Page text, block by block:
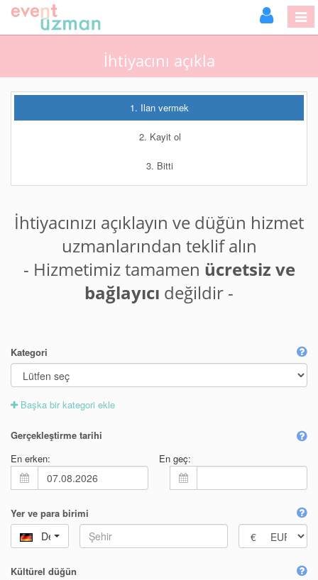
İhtiyacını açıkla
1. Ilan vermek
2. Kayit ol
3. Bitti
İhtiyacınızı açıklayın ve düğün hizmet
uzmanlarından teklif alın
- Hizmetimiz tamamen ücretsiz ve
bağlayıcı değildir -
Kategori
Başka bir kategori ekle
Gerçekleştirme tarihi
En erken:
En geç:
Yer ve para birimi
Deutschland
Kültürel düğün